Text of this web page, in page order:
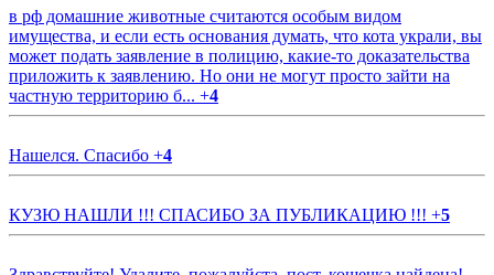
в рф домашние животные считаются особым видом
имущества, и если есть основания думать, что кота украли, вы
может подать заявление в полицию, какие-то доказательства
приложить к заявлению. Но они не могут просто зайти на
частную территорию б... +4
Нашелся. Спасибо +4
КУЗЮ НАШЛИ !!! СПАСИБО ЗА ПУБЛИКАЦИЮ !!! +5